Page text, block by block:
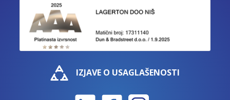
IZJAVE O USAGLAŠENOSTI